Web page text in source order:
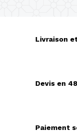
Livraison
Devis en
Paiement